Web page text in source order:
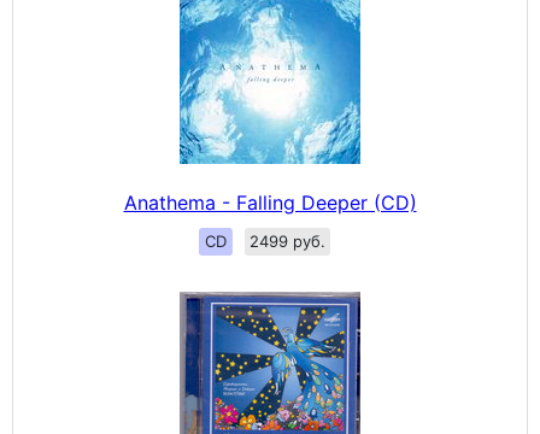
Anathema - Falling Deeper (CD)
CD 2499 руб.